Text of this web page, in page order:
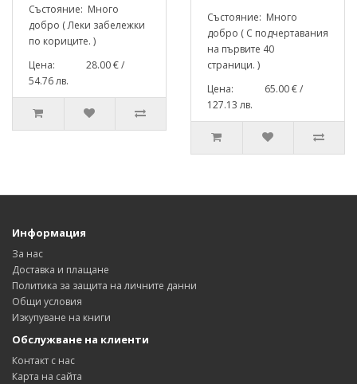
Състояние: Много
добро ( Леки забележки
по кориците. )
Цена: 28.00 € /
54.76 лв.
Състояние: Много
добро ( С подчертавания
на първите 40
страници. )
Цена: 65.00 € /
127.13 лв.
Информация
За нас
Доставка и плащане
Политика за защита на личните данни
Общи условия
Изкупуване на книги
Обслужване на клиенти
Контакт с нас
Карта на сайта